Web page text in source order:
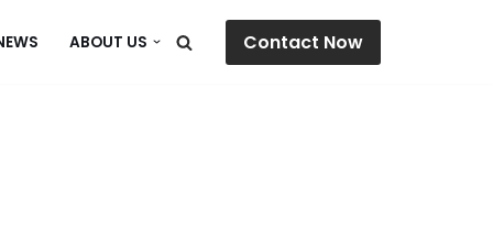
ABOUT US Contact Now